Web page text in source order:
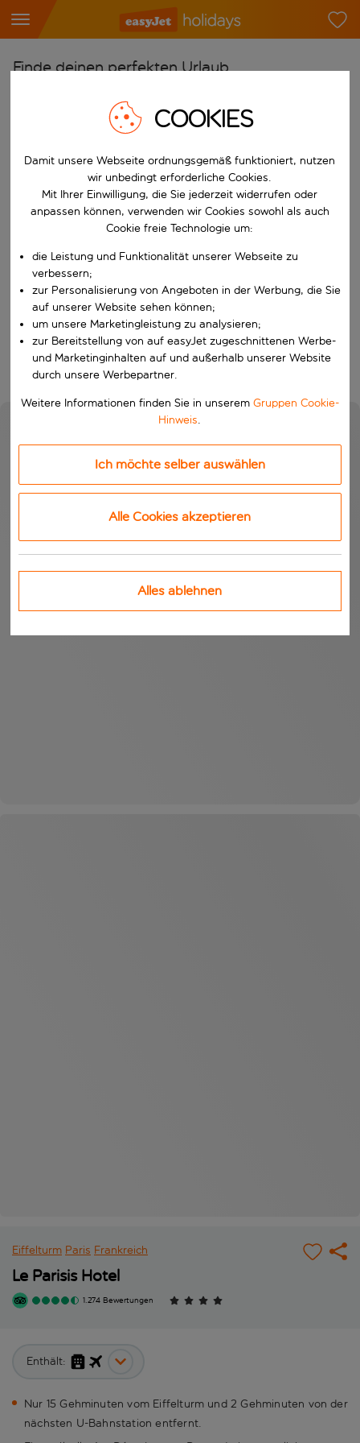
Finde deinen perfekten Urlaub
Flughafen wählen
Beginne mit der Eingabe für die automatische
Reiseziel wählen
Nach
Wähle ein Ab- und Rückflugdatum aus.
Reisezeitraum wählen
Wann
Wer
Suchen
Eiffelturm Paris Frankreich
Le Parisis Hotel
1.274 Bewertungen
Enthält:
Nur 15 Gehminuten vom Eiffelturm und 2 Gehminuten von der
nächsten U-Bahnstation entfernt.
COOKIES
Damit unsere Webseite ordnungsgemäß funktioniert, nutzen
wir unbedingt erforderliche Cookies.
Mit Ihrer Einwilligung, die Sie jederzeit widerrufen oder
anpassen können, verwenden wir Cookies sowohl als auch
Cookie freie Technologie um:
die Leistung und Funktionalität unserer Webseite zu
verbessern;
zur Personalisierung von Angeboten in der Werbung, die Sie
auf unserer Website sehen können;
um unsere Marketingleistung zu analysieren;
zur Bereitstellung von auf easyJet zugeschnittenen Werbe-
und Marketinginhalten auf und außerhalb unserer Website
durch unsere Werbepartner.
Weitere Informationen finden Sie in unserem Gruppen Cookie-
Hinweis.
Ich möchte selber auswählen
Alle Cookies akzeptieren
Alles ablehnen